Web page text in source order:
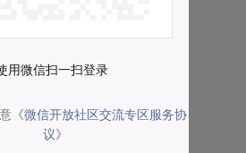
用微信扫一扫登录
《微信开放社区交流专区服务协
议》